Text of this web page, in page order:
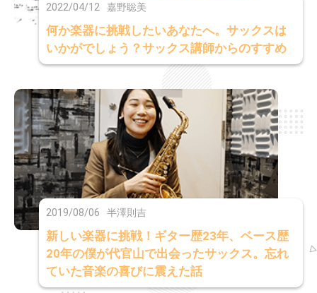
2022/04/12 嘉野聡美
何か楽器に挑戦したいあなたへ。サックスは
いかがでしょう？サックス講師からのすすめ
2019/08/06 半澤則吉
新しい楽器に挑戦！ギター歴23年、ベース歴
20年の僕が代官山で出会ったサックス。忘れ
ていた音楽の喜びに震えた話